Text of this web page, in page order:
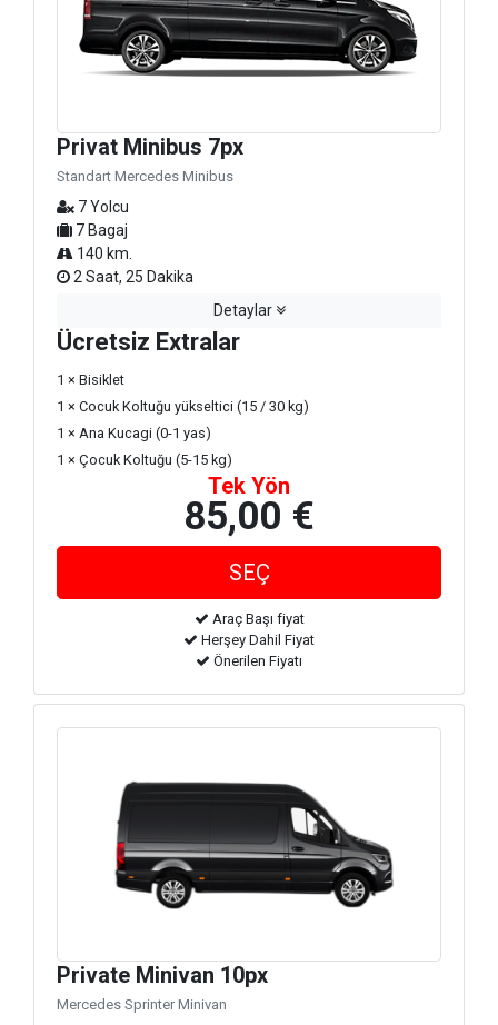
Privat Minibus 7px
Standart Mercedes Minibus
7 Yolcu
7 Bagaj
140 km.
2 Saat, 25 Dakika
Detaylar
Ücretsiz Extralar
1 × Bisiklet
1 × Cocuk Koltuğu yükseltici (15 / 30 kg)
1 × Ana Kucagi (0-1 yas)
1 × Çocuk Koltuğu (5-15 kg)
Tek Yön
85,00 €
Araç Başı fiyat
Herşey Dahil Fiyat
Önerilen Fiyatı
Private Minivan 10px
Mercedes Sprinter Minivan